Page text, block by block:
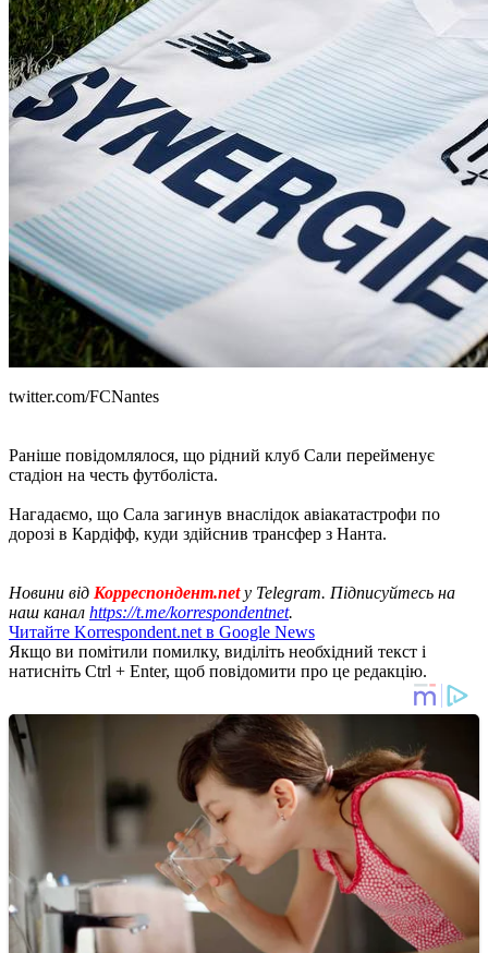
twitter.com/FCNantes
Раніше повідомлялося, що рідний клуб Сали перейменує
стадіон на честь футболіста.
Нагадаємо, що Сала загинув внаслідок авіакатастрофи по
дорозі в Кардіфф, куди здійснив трансфер з Нанта.
Новини від Корреспондент.net у Telegram. Підписуйтесь на
наш канал https://t.me/korrespondentnet.
Читайте Korrespondent.net в Google News
Якщо ви помітили помилку, виділіть необхідний текст і
натисніть Ctrl + Enter, щоб повідомити про це редакцію.